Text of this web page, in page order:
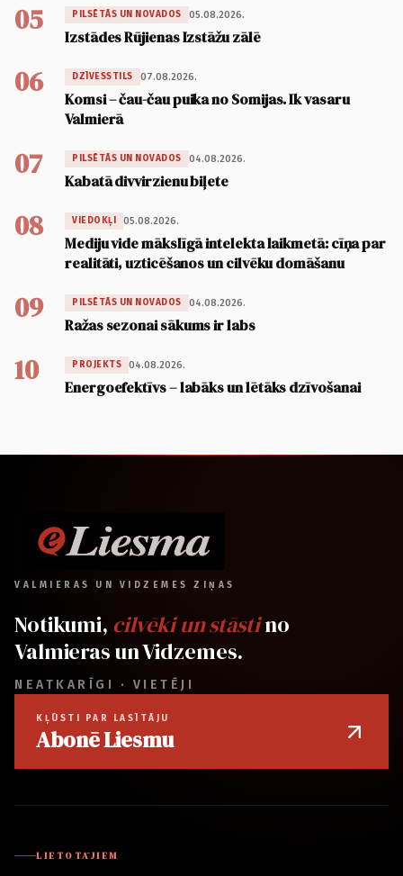
05 PILSĒTĀS UN NOVADOS 05.08.2026.
Izstādes Rūjienas Izstāžu zālē
06 DZĪVESSTILS 07.08.2026.
Komsi – čau-čau puika no Somijas. Ik vasaru
Valmierā
07 PILSĒTĀS UN NOVADOS 04.08.2026.
Kabatā divvirzienu biļete
08 VIEDOKĻI 05.08.2026.
Mediju vide mākslīgā intelekta laikmetā: cīņa par
realitāti, uzticēšanos un cilvēku domāšanu
09 PILSĒTĀS UN NOVADOS 04.08.2026.
Ražas sezonai sākums ir labs
10 PROJEKTS 04.08.2026.
Energoefektīvs – labāks un lētāks dzīvošanai
VALMIERAS UN VIDZEMES ZIŅAS
Notikumi, cilvēki un stāstino
Valmieras un Vidzemes.
NEATKARĪGI · VIETĒJI
KĻŪSTI PAR LASĪTĀJU
Abonē Liesmu
LIETOTĀJIEM